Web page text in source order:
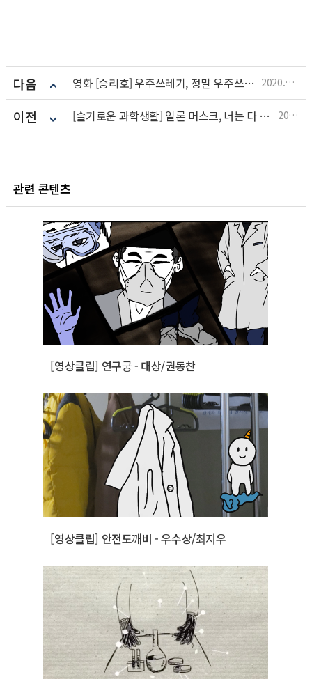
다음 영화 [승리호] 우주쓰레기, 정말 우주쓰레기가 있을까? 2020.06.24
이전 [슬기로운 과학생활] 일론 머스크, 너는 다 계획이 있구나! 현실판 아이언맨 일론 머스크의 화성 정복 계획! 2020.06.17
관련 콘텐츠
[영상클립] 연구궁 - 대상/권동찬
[영상클립] 안전도깨비 - 우수상/최지우